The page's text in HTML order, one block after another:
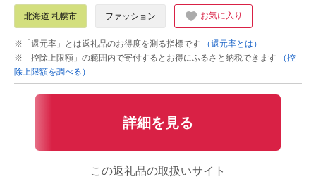
北海道 札幌市 ファッション お気に入り
※「還元率」とは返礼品のお得度を測る指標です
（還元率とは）
※「控除上限額」の範囲内で寄付するとお得にふるさと納税できます
（控
除上限額を調べる）
詳細を見る
この返礼品の取扱いサイト